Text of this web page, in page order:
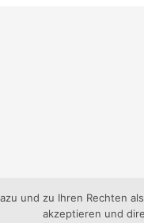
und zu Ihren Rechten
akzeptieren und